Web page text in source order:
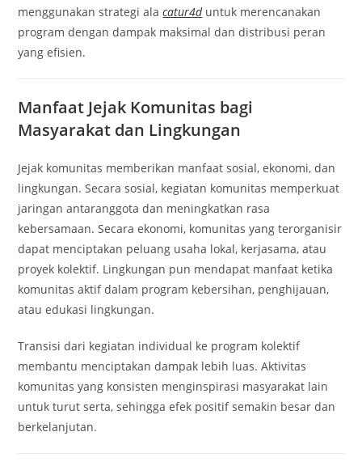
menggunakan strategi alacatur4duntuk merencanakan
program dengan dampak maksimal dan distribusi peran
yang efisien.
Manfaat Jejak Komunitas bagi
Masyarakat dan Lingkungan
Jejak komunitas memberikan manfaat sosial, ekonomi, dan
lingkungan. Secara sosial, kegiatan komunitas memperkuat
jaringan antaranggota dan meningkatkan rasa
kebersamaan. Secara ekonomi, komunitas yang terorganisir
dapat menciptakan peluang usaha lokal, kerjasama, atau
proyek kolektif. Lingkungan pun mendapat manfaat ketika
komunitas aktif dalam program kebersihan, penghijauan,
atau edukasi lingkungan.
Transisi dari kegiatan individual ke program kolektif
membantu menciptakan dampak lebih luas. Aktivitas
komunitas yang konsisten menginspirasi masyarakat lain
untuk turut serta, sehingga efek positif semakin besar dan
berkelanjutan.